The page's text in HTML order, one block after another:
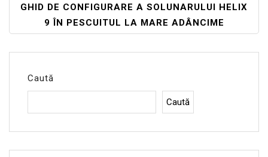
GHID DE CONFIGURARE A SOLUNARULUI HELIX
9 ÎN PESCUITUL LA MARE ADÂNCIME
Caută
Caută